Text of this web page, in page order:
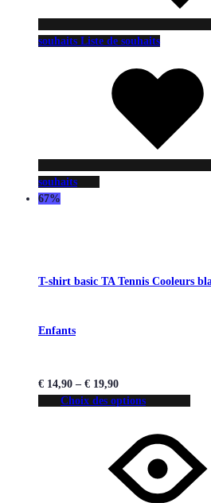
souhaits Liste de souhaits
souhaits
67%
T-shirt basic TA Tennis Cooleurs
Enfants
€ 14,90 – € 19,90
Choix des options